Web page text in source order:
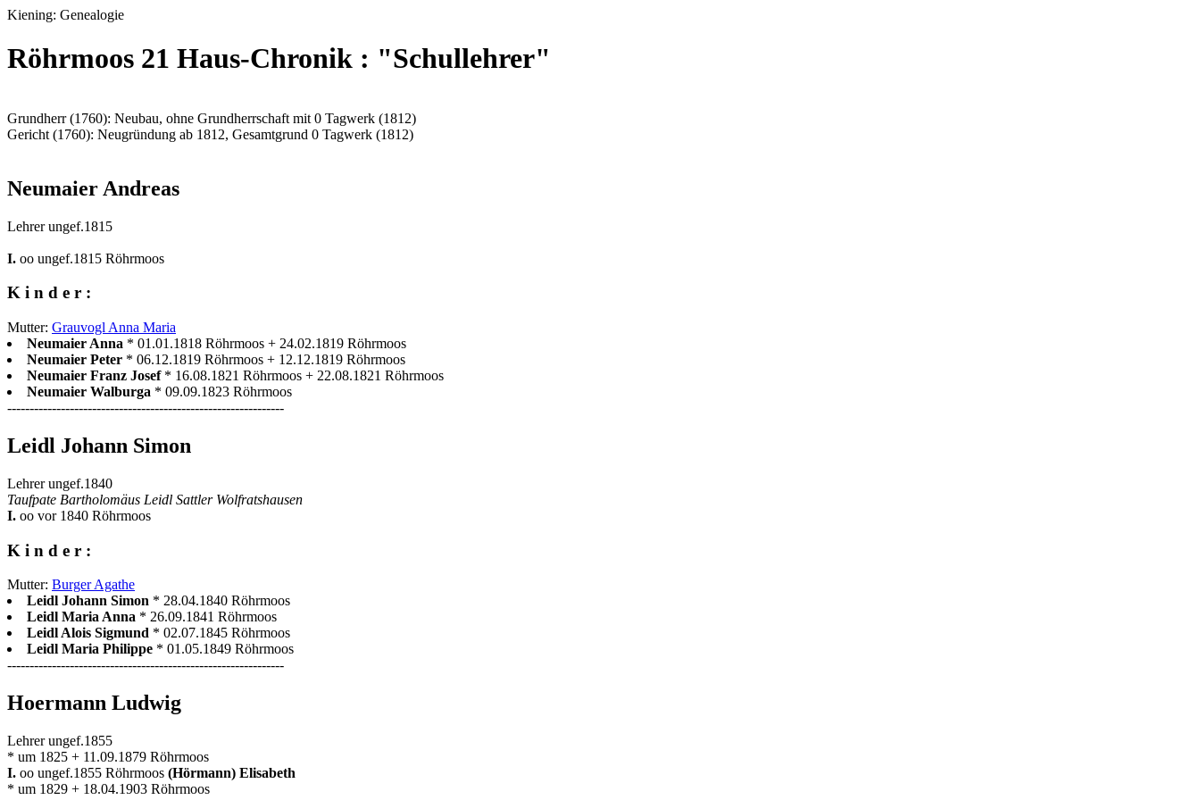
Kiening: Genealogie
Röhrmoos 21 Haus-Chronik : "Schullehrer"
Grundherr (1760): Neubau, ohne Grundherrschaft mit 0 Tagwerk (1812)
Gericht (1760): Neugründung ab 1812, Gesamtgrund 0 Tagwerk (1812)
Neumaier Andreas
Lehrer ungef.1815
I. oo ungef.1815 Röhrmoos
K i n d e r :
Mutter: Grauvogl Anna Maria
Neumaier Anna * 01.01.1818 Röhrmoos + 24.02.1819 Röhrmoos
Neumaier Peter * 06.12.1819 Röhrmoos + 12.12.1819 Röhrmoos
Neumaier Franz Josef * 16.08.1821 Röhrmoos + 22.08.1821 Röhrmoos
Neumaier Walburga * 09.09.1823 Röhrmoos
--------------------------------------------------------------
Leidl Johann Simon
Lehrer ungef.1840
Taufpate Bartholomäus Leidl Sattler Wolfratshausen
I. oo vor 1840 Röhrmoos
K i n d e r :
Mutter: Burger Agathe
Leidl Johann Simon * 28.04.1840 Röhrmoos
Leidl Maria Anna * 26.09.1841 Röhrmoos
Leidl Alois Sigmund * 02.07.1845 Röhrmoos
Leidl Maria Philippe * 01.05.1849 Röhrmoos
--------------------------------------------------------------
Hoermann Ludwig
Lehrer ungef.1855
* um 1825 + 11.09.1879 Röhrmoos
I. oo ungef.1855 Röhrmoos (Hörmann) Elisabeth
* um 1829 + 18.04.1903 Röhrmoos